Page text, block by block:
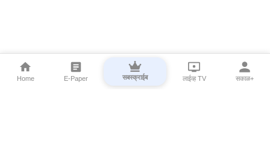
Home E-Paper सबस्क्राईब लाईव्ह TV सकाळ+